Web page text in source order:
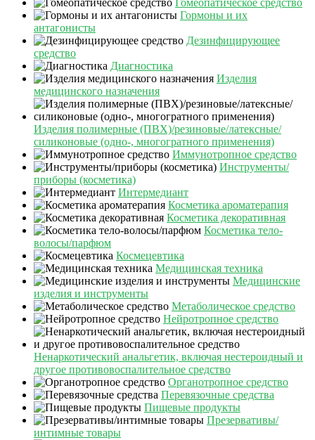
Гомеопатическое средство
Гормоны и их
антагонисты
Дезинфицирующее
средство
Диагностика
Изделия
медицинского назначения
Изделия полимерные (ПВХ)/резиновые/латексные/
силиконовые (одно-, многогратного применения)
Иммунотропное средство
Инструменты/
приборы (косметика)
Интермедиант
Косметика ароматерапия
Косметика декоративная
Косметика тело-
волосы/парфюм
Космецевтика
Медицинская техника
Медицинские
изделия и инструменты
Метаболическое средство
Нейротропное средство
Ненаркотический анальгетик, включая нестероидный и
другое противовоспалительное средство
Органотропное средство
Перевязочные средства
Пищевые продукты
Презервативы/
интимные товары